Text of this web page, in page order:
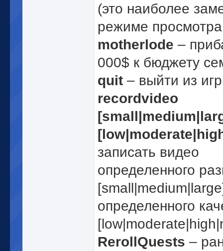
(это наиболее
режиме
motherlode –
000$ к бюджету
quit – выйти из
recordvideo
записать видео
определенного
определенного
RerollQuests –